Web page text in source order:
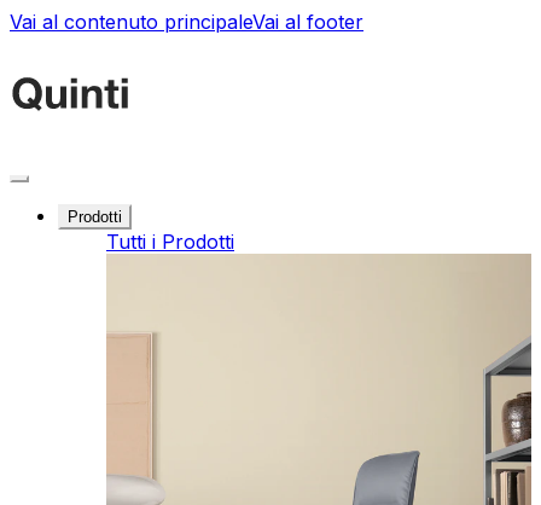
Vai al contenuto principaleVai al footer
Prodotti
Tutti i Prodotti